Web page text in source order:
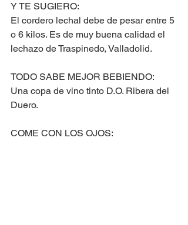
Y TE SUGIERO:
El cordero lechal debe de pesar entre 5
o 6 kilos. Es de muy buena calidad el
lechazo de Traspinedo, Valladolid.
TODO SABE MEJOR BEBIENDO:
Una copa de vino tinto D.O. Ribera del
Duero.
COME CON LOS OJOS: